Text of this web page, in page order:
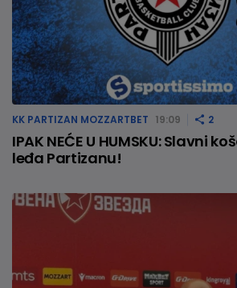
KK PARTIZAN MOZZARTBET 19:09 2
IPAK NEĆE U HUMSKU: Slavni
leđa Partizanu!